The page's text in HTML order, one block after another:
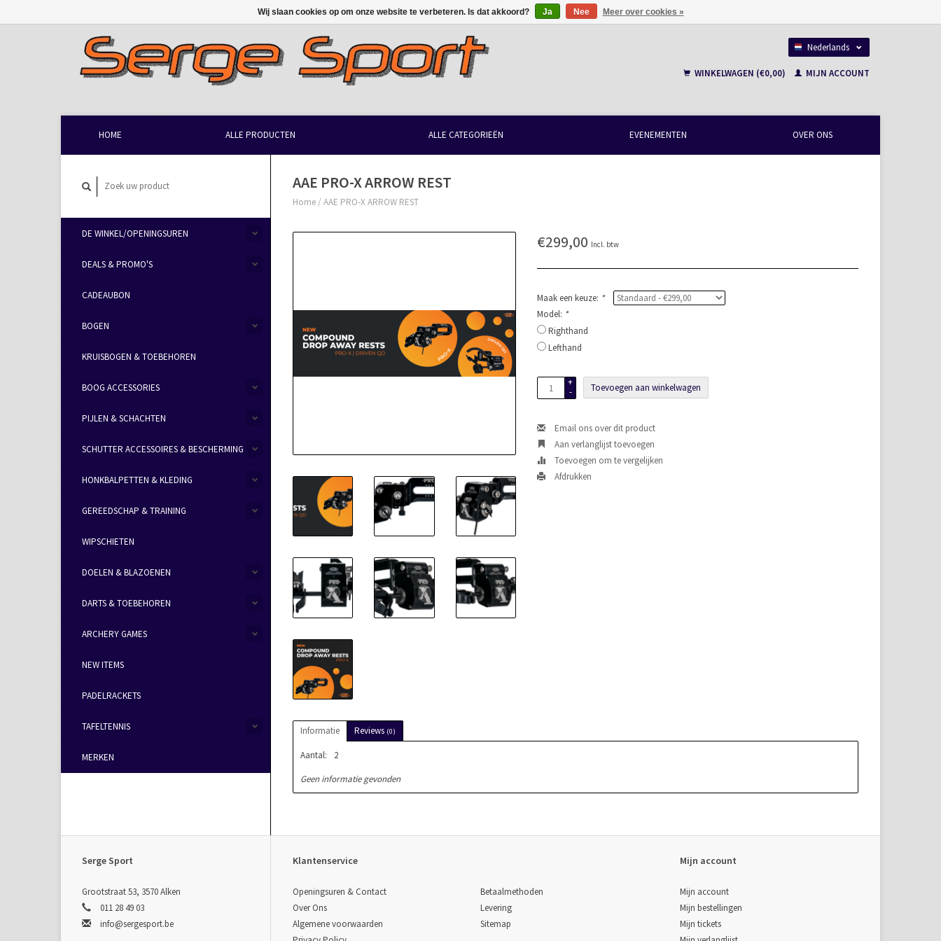
Nederlands
WINKELWAGEN (€0,00)
MIJN ACCOUNT
HOME ALLE PRODUCTEN ALLE CATEGORIEËN EVENEMENTEN OVER ONS
DE WINKEL/OPENINGSUREN
DEALS & PROMO'S
CADEAUBON
BOGEN
KRUISBOGEN & TOEBEHOREN
BOOG ACCESSORIES
PIJLEN & SCHACHTEN
SCHUTTER ACCESSOIRES & BESCHERMING
HONKBALPETTEN & KLEDING
GEREEDSCHAP & TRAINING
WIPSCHIETEN
DOELEN & BLAZOENEN
DARTS & TOEBEHOREN
ARCHERY GAMES
NEW ITEMS
PADELRACKETS
TAFELTENNIS
MERKEN
AAE PRO-X ARROW REST
Home / AAE PRO-X ARROW REST
€299,00 Incl. btw
Maak een keuze: *
Model: *
Righthand
Lefthand
+
-
Toevoegen aan winkelwagen
Email ons over dit product
Aan verlanglijst toevoegen
Toevoegen om te vergelijken
Afdrukken
Informatie Reviews (0)
Aantal:
2
Geen informatie gevonden
Serge Sport
Grootstraat 53, 3570 Alken
011 28 49 03
info@sergesport.be
Klantenservice
Openingsuren & Contact
Over Ons
Algemene voorwaarden
Betaalmethoden
Levering
Sitemap
Mijn account
Mijn account
Mijn bestellingen
Mijn tickets
Wij slaan cookies op om onze website te verbeteren. Is dat akkoord? Ja Nee Meer over cookies »